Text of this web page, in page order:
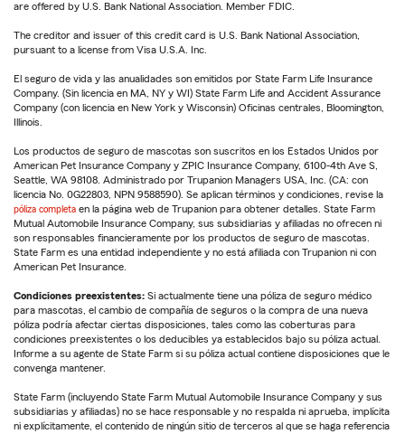
are offered by U.S. Bank National Association. Member FDIC.
The creditor and issuer of this credit card is U.S. Bank National Association,
pursuant to a license from Visa U.S.A. Inc.
El seguro de vida y las anualidades son emitidos por State Farm Life Insurance
Company. (Sin licencia en MA, NY y WI) State Farm Life and Accident Assurance
Company (con licencia en New York y Wisconsin) Oficinas centrales, Bloomington,
Illinois.
Los productos de seguro de mascotas son suscritos en los Estados Unidos por
American Pet Insurance Company y ZPIC Insurance Company, 6100-4th Ave S,
Seattle, WA 98108. Administrado por Trupanion Managers USA, Inc. (CA: con
licencia No. 0G22803, NPN 9588590). Se aplican términos y condiciones, revise la
póliza completa en la página web de Trupanion para obtener detalles. State Farm
Mutual Automobile Insurance Company, sus subsidiarias y afiliadas no ofrecen ni
son responsables financieramente por los productos de seguro de mascotas.
State Farm es una entidad independiente y no está afiliada con Trupanion ni con
American Pet Insurance.
Condiciones preexistentes: Si actualmente tiene una póliza de seguro médico
para mascotas, el cambio de compañía de seguros o la compra de una nueva
póliza podría afectar ciertas disposiciones, tales como las coberturas para
condiciones preexistentes o los deducibles ya establecidos bajo su póliza actual.
Informe a su agente de State Farm si su póliza actual contiene disposiciones que le
convenga mantener.
State Farm (incluyendo State Farm Mutual Automobile Insurance Company y sus
subsidiarias y afiliadas) no se hace responsable y no respalda ni aprueba, implícita
ni explícitamente, el contenido de ningún sitio de terceros al que se haga referencia